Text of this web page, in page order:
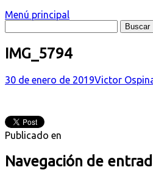
Menú principal
IMG_5794
30 de enero de 2019Victor
Publicado en
Navegación de